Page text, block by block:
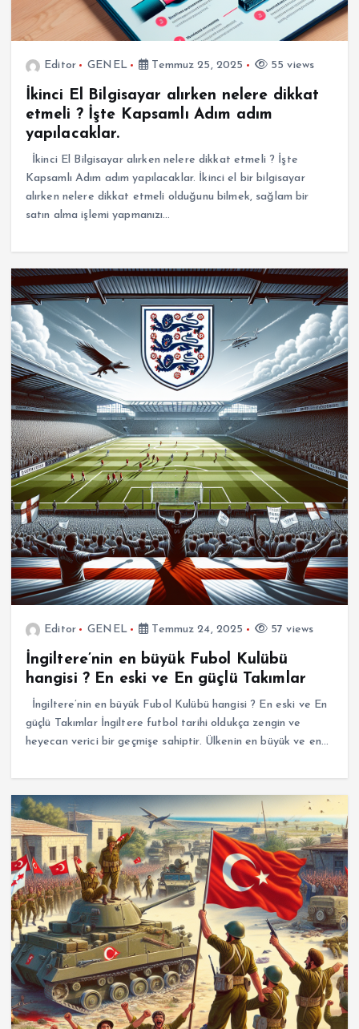
Editor GENEL Temmuz 25, 2025 55 views
İkinci El Bilgisayar alırken nelere dikkat
etmeli ? İşte Kapsamlı Adım adım
yapılacaklar.
İkinci El Bilgisayar alırken nelere dikkat etmeli ? İşte
Kapsamlı Adım adım yapılacaklar. İkinci el bir bilgisayar
alırken nelere dikkat etmeli olduğunu bilmek, sağlam bir
satın alma işlemi yapmanızı…
Editor GENEL Temmuz 24, 2025 57 views
İngiltere’nin en büyük Fubol Kulübü
hangisi ? En eski ve En güçlü Takımlar
İngiltere’nin en büyük Fubol Kulübü hangisi ? En eski ve En
güçlü Takımlar İngiltere futbol tarihi oldukça zengin ve
heyecan verici bir geçmişe sahiptir. Ülkenin en büyük ve en…